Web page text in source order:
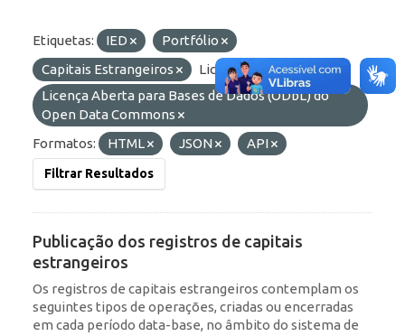
Etiquetas: IED
Portfólio
Capitais Estrangeiros
Licenças:
Licença Aberta para Bases de Dados (ODbL) do
Open Data Commons
Formatos:
HTML JSON API
Filtrar Resultados
Publicação dos registros de capitais
estrangeiros
Os registros de capitais estrangeiros contemplam os
seguintes tipos de operações, criadas ou encerradas
em cada período data-base, no âmbito do sistema de